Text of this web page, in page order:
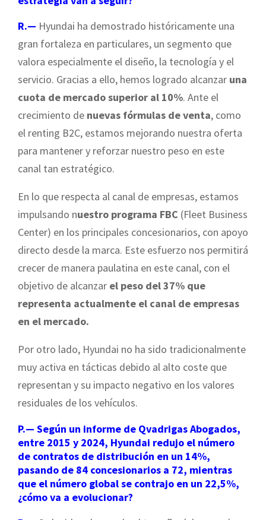
R.— Hyundai ha demostrado históricamente una
gran fortaleza en particulares, un segmento que
valora especialmente el diseño, la tecnología y el
servicio. Gracias a ello, hemos logrado alcanzar una
cuota de mercado superior al 10%. Ante el
crecimiento de nuevas fórmulas de venta, como
el renting B2C, estamos mejorando nuestra oferta
para mantener y reforzar nuestro peso en este
canal tan estratégico.
En lo que respecta al canal de empresas, estamos
impulsando nuestro programa FBC (Fleet Business
Center) en los principales concesionarios, con apoyo
directo desde la marca. Este esfuerzo nos permitirá
crecer de manera paulatina en este canal, con el
objetivo de alcanzar el peso del 37% que
representa actualmente el canal de empresas
en el mercado.
Por otro lado, Hyundai no ha sido tradicionalmente
muy activa en tácticas debido al alto coste que
representan y su impacto negativo en los valores
residuales de los vehículos.
P.— Según un informe de Qvadrigas Abogados,
entre 2015 y 2024, Hyundai redujo el número
de contratos de distribución en un 14%,
pasando de 84 concesionarios a 72, mientras
que el número global se contrajo en un 22,5%,
¿cómo va a evolucionar?